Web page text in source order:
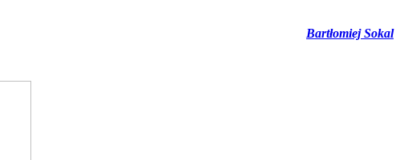
Bartłomiej Sokal